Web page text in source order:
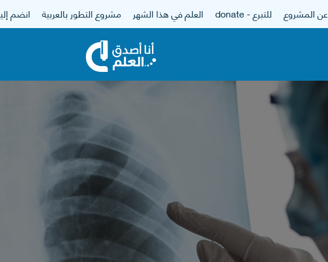
عن المشروع للتبرع - donate العلم في هذا الشهر مشروع التطور بالعربية انضم